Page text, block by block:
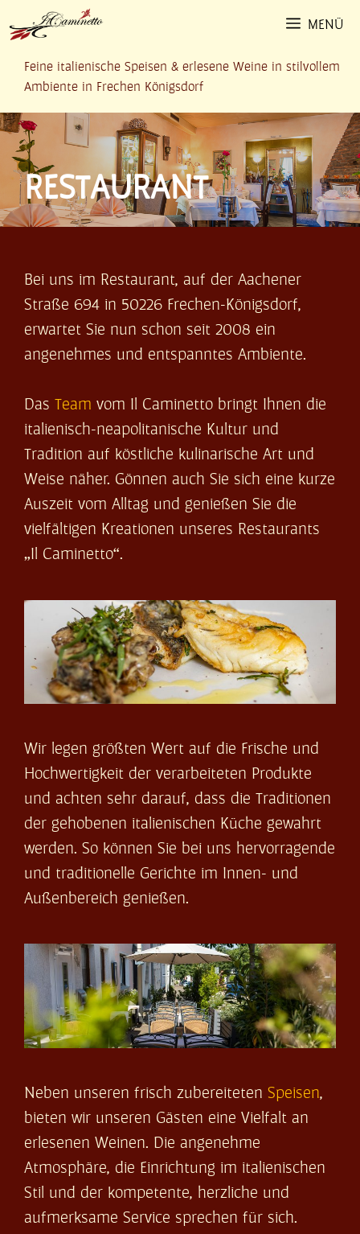
Inhalt
springen
MENÜ
Feine italienische Speisen & erlesene Weine in stilvollem
Ambiente in Frechen Königsdorf
RESTAURANT
Bei uns im Restaurant, auf der Aachener
Straße 694 in 50226 Frechen-Königsdorf,
erwartet Sie nun schon seit 2008 ein
angenehmes und entspanntes Ambiente.
Das Team vom Il Caminetto bringt Ihnen die
italienisch-neapolitanische Kultur und
Tradition auf köstliche kulinarische Art und
Weise näher. Gönnen auch Sie sich eine kurze
Auszeit vom Alltag und genießen Sie die
vielfältigen Kreationen unseres Restaurants
„Il Caminetto“.
Wir legen größten Wert auf die Frische und
Hochwertigkeit der verarbeiteten Produkte
und achten sehr darauf, dass die Traditionen
der gehobenen italienischen Küche gewahrt
werden. So können Sie bei uns hervorragende
und traditionelle Gerichte im Innen- und
Außenbereich genießen.
Neben unseren frisch zubereiteten Speisen,
bieten wir unseren Gästen eine Vielfalt an
erlesenen Weinen. Die angenehme
Atmosphäre, die Einrichtung im italienischen
Stil und der kompetente, herzliche und
aufmerksame Service sprechen für sich.